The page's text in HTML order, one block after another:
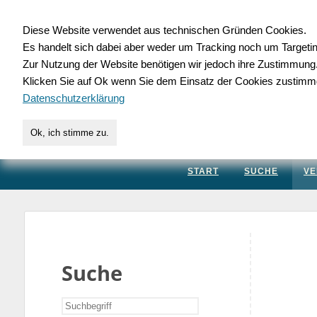
für Handwerk,
START SUCHE
Suche
Diese Website verwendet aus technischen Gründen Cookies.
Es handelt sich dabei aber weder um Tracking noch um
Zur Nutzung der Website benötigen wir jedoch ihre Zustimmung.
Klicken Sie auf Ok wenn Sie dem Einsatz der Cookies
Datenschutzerklärung
Ok, ich stimme zu.